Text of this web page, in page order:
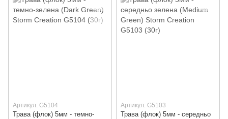
Артикул: G5104
Трава (флок) 5мм - темно-
Артикул: G5103
Трава (флок) 5мм - середньо